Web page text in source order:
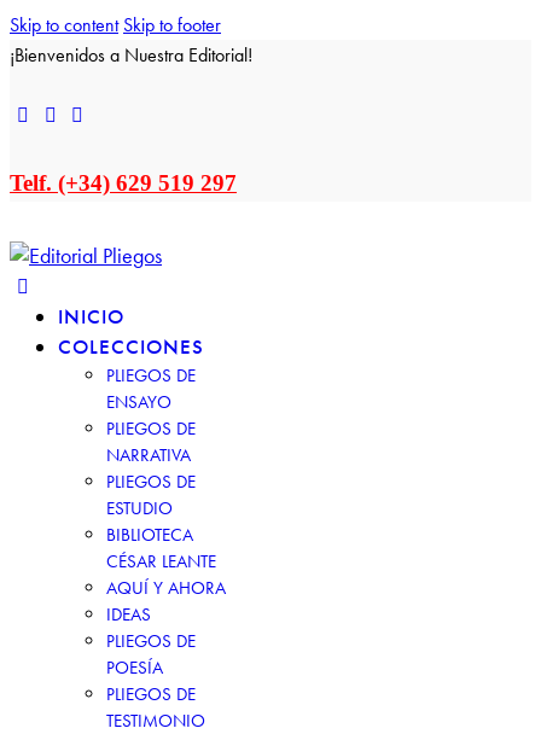
Skip to content Skip to footer
¡Bienvenidos a Nuestra Editorial!
Telf. (+34) 629 519 297
INICIO
COLECCIONES
PLIEGOS DE
ENSAYO
PLIEGOS DE
NARRATIVA
PLIEGOS DE
ESTUDIO
BIBLIOTECA
CÉSAR LEANTE
AQUÍ Y AHORA
IDEAS
PLIEGOS DE
POESÍA
PLIEGOS DE
TESTIMONIO